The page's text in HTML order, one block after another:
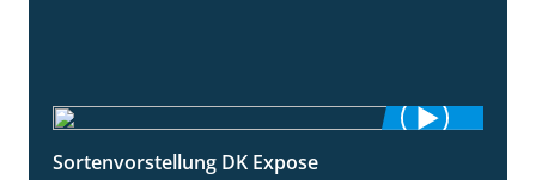
Sortenvorstellung DK Expose